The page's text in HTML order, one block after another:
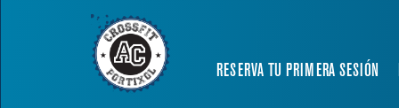
RESERVA TU PRIMERA SESIÓN